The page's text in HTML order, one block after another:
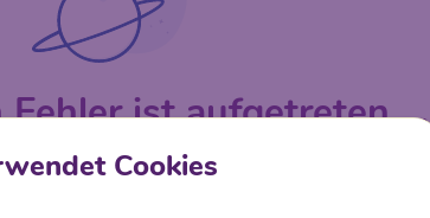
Fehler ist aufgetreten ...
Cookies